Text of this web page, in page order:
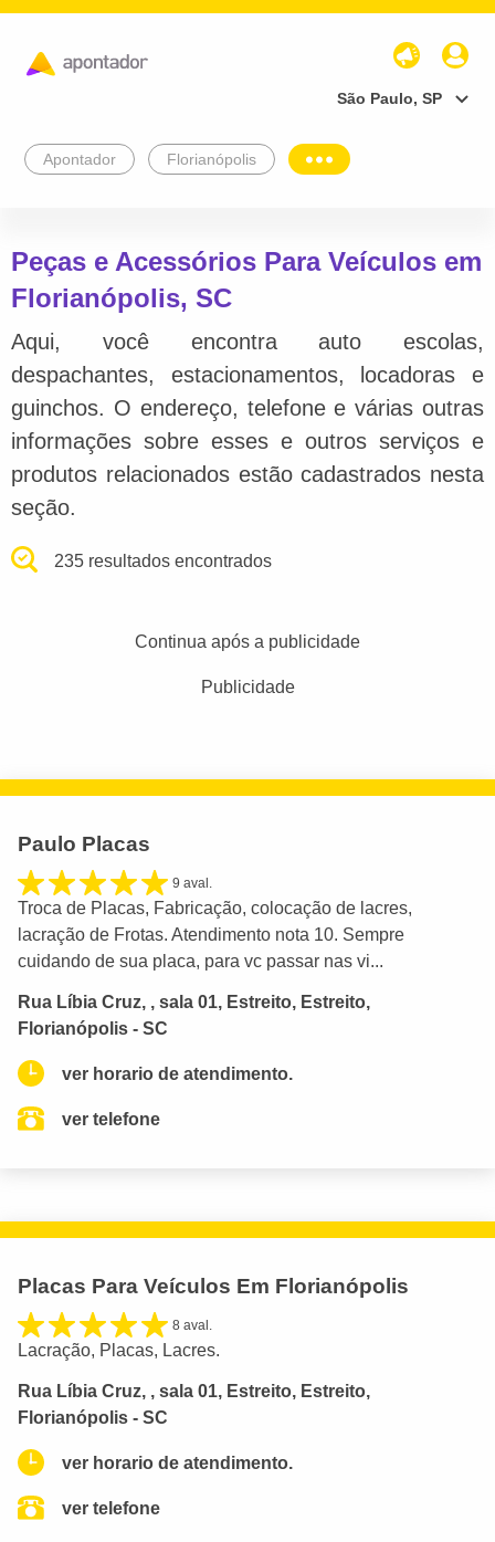
São Paulo, SP
Apontador Florianópolis
Peças e Acessórios Para Veículos em
Florianópolis, SC
Aqui, você encontra auto escolas,
despachantes, estacionamentos, locadoras e
guinchos. O endereço, telefone e várias outras
informações sobre esses e outros serviços e
produtos relacionados estão cadastrados nesta
seção.
235 resultados encontrados
Continua após a publicidade
Publicidade
Paulo Placas
9 aval.
Troca de Placas, Fabricação, colocação de lacres,
lacração de Frotas. Atendimento nota 10. Sempre
cuidando de sua placa, para vc passar nas vi...
Rua Líbia Cruz, , sala 01, Estreito, Estreito,
Florianópolis - SC
ver horario de atendimento.
ver telefone
Placas Para Veículos Em Florianópolis
8 aval.
Lacração, Placas, Lacres.
Rua Líbia Cruz, , sala 01, Estreito, Estreito,
Florianópolis - SC
ver horario de atendimento.
ver telefone